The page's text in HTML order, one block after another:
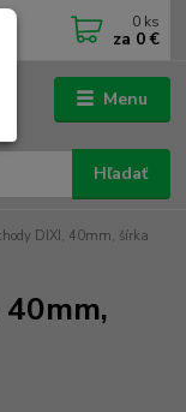
Menu
Hľadať
0 ks
za 0 €
DIXI, 40mm, šírka